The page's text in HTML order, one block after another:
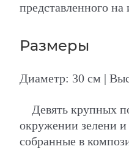
представленного
Размеры
Диаметр: 30 см |
Девять крупных
окружении зелени и
собранные в